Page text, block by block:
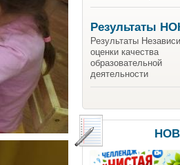
Результаты
Результаты
оценки качества
образовательной
деятельности